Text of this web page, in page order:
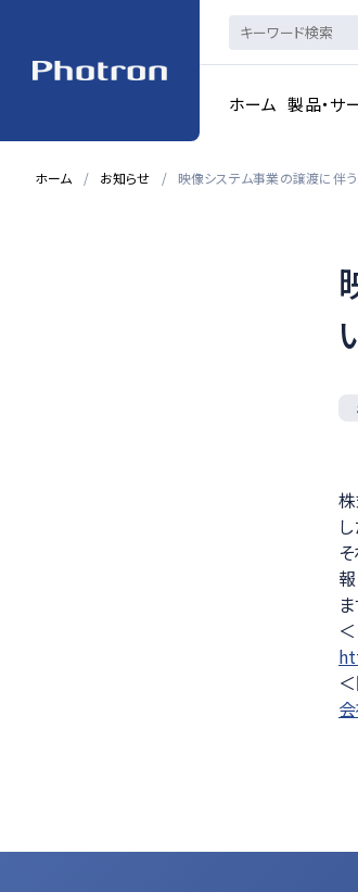
ホーム 製品・サ
ホーム お知らせ 映像システム事業の譲渡に伴
し
ま